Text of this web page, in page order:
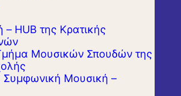
– HUB της Κρατικής
Μουσικών Σπουδών της
Μουσική –